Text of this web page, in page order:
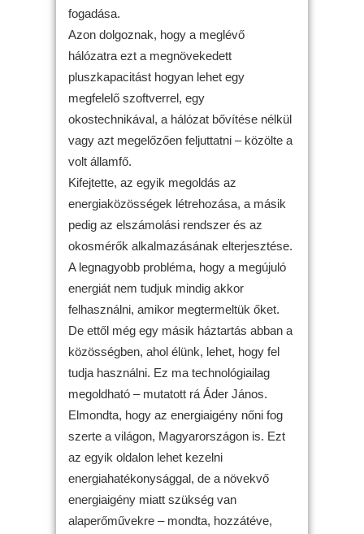
fogadása.
Azon dolgoznak, hogy a meglévő
hálózatra ezt a megnövekedett
pluszkapacitást hogyan lehet egy
megfelelő szoftverrel, egy
okostechnikával, a hálózat bővítése nélkül
vagy azt megelőzően feljuttatni – közölte a
volt államfő.
Kifejtette, az egyik megoldás az
energiaközösségek létrehozása, a másik
pedig az elszámolási rendszer és az
okosmérők alkalmazásának elterjesztése.
A legnagyobb probléma, hogy a megújuló
energiát nem tudjuk mindig akkor
felhasználni, amikor megtermeltük őket.
De ettől még egy másik háztartás abban a
közösségben, ahol élünk, lehet, hogy fel
tudja használni. Ez ma technológiailag
megoldható – mutatott rá Áder János.
Elmondta, hogy az energiaigény nőni fog
szerte a világon, Magyarországon is. Ezt
az egyik oldalon lehet kezelni
energiahatékonysággal, de a növekvő
energiaigény miatt szükség van
alaperőművekre – mondta, hozzátéve,